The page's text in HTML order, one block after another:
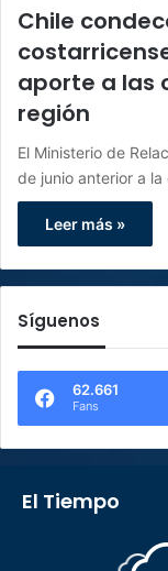
Chile
aporte a las
región
El Ministerio de
de junio anterior a
Leer más »
Síguenos
62.661
Fans
El Tiempo